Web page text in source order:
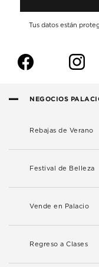
Tus datos están
f i
NEGOCIOS
Rebajas de Verano
Festival de Belleza
Vende en Palacio
Regreso a Clases